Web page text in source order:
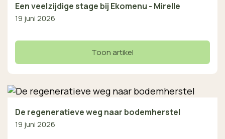
Een veelzijdige stage bij Ekomenu - Mirelle
19 juni 2026
Toon artikel
De regeneratieve weg naar bodemherstel
19 juni 2026